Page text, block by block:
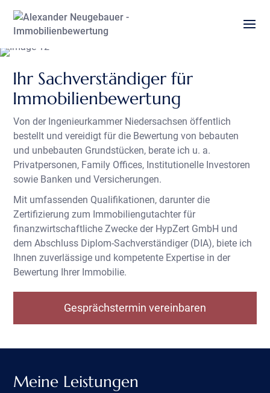
t
Ihr Sachverständiger für
Immobilienbewertung
Von der Ingenieurkammer Niedersachsen öffentlich
bestellt und vereidigt für die Bewertung von bebauten
und unbebauten Grundstücken, berate ich u. a.
Privatpersonen, Family Offices, Institutionelle Investoren
sowie Banken und Versicherungen.
Mit umfassenden Qualifikationen, darunter die
Zertifizierung zum Immobiliengutachter für
finanzwirtschaftliche Zwecke der HypZert GmbH und
dem Abschluss Diplom-Sachverständiger (DIA), biete ich
Ihnen zuverlässige und kompetente Expertise in der
Bewertung Ihrer Immobilie.
Gesprächstermin vereinbaren
Meine Leistungen